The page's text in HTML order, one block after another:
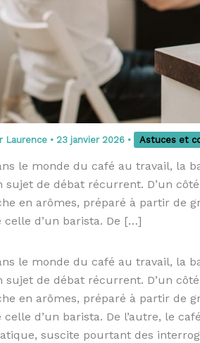
Laurence • 23 janvier 2026 • Astuces et
le monde du café au travail, la
sujet de débat récurrent. D’un
en arômes, préparé à partir de
celle d’un barista. De […]
le monde du café au travail, la
sujet de débat récurrent. D’un
en arômes, préparé à partir de
celle d’un barista. De l’autre, le
suscite pourtant des